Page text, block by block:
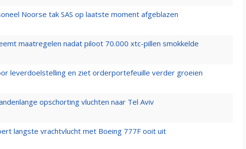
Noorse tak SAS op laatste moment afgeblazen
maatregelen nadat piloot 70.000 xtc-pillen smokkelde
leverdoelstelling en ziet orderportefeuille verder groeien
opschorting vluchten naar Tel Aviv
langste vrachtvlucht met Boeing 777F ooit uit